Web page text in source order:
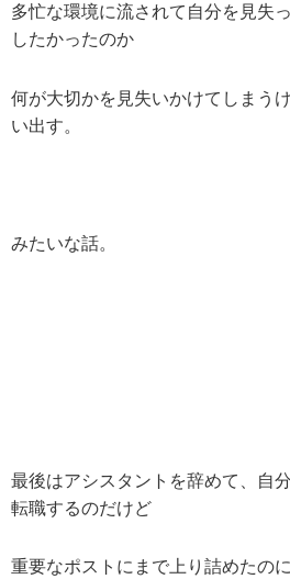
多忙な環境に流されて自分を見失
したかったのか
何が大切かを見失いかけてしまう
い出す。
みたいな話。
最後はアシスタントを辞めて、自
転職するのだけど
重要なポストにまで上り詰めたの